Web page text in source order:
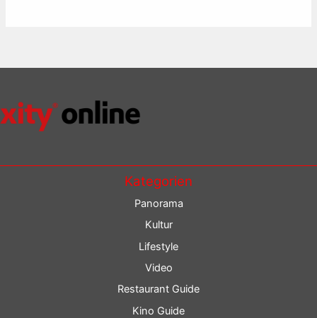
Kategorien
Panorama
Kultur
Lifestyle
Video
Restaurant Guide
Kino Guide